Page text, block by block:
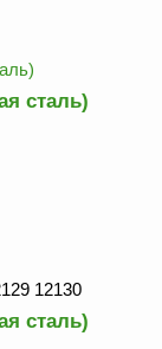
сталь)
12130
сталь)